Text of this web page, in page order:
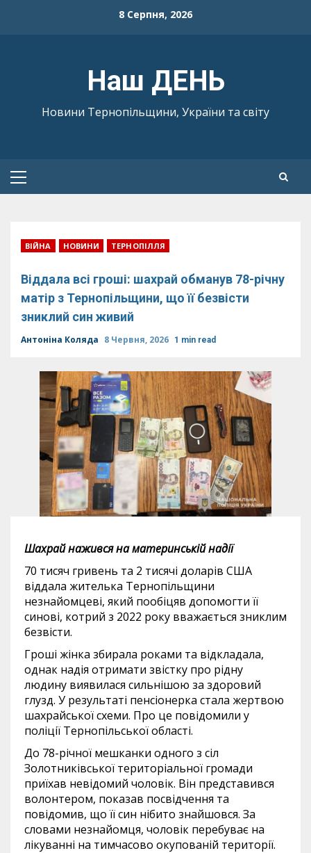
8 Серпня, 2026
Наш ДЕНЬ
Новини Тернопільщини, України та світу
Primary
ВІЙНА НОВИНИ ТЕРНОПІЛЛЯ
Віддала всі гроші: шахрай обманув 78-річну
матір з Тернопільщини, що її безвісти
зниклий син живий
Антоніна Коляда 8 Червня, 2026 1 min read
Шахрай нажився на материнській надії
70 тисяч гривень та 2 тисячі доларів США
віддала жителька Тернопільщини
незнайомцеві, який пообіцяв допомогти її
синові, котрий з 2022 року вважається зниклим
безвісти.
Гроші жінка збирала роками та відкладала,
однак надія отримати звістку про рідну
людину виявилася сильнішою за здоровий
глузд. У результаті пенсіонерка стала жертвою
шахрайської схеми. Про це повідомили у
поліції Тернопільської області.
До 78-річної мешканки одного з сіл
Золотниківської територіальної громади
приїхав невідомий чоловік. Він представився
волонтером, показав посвідчення та
повідомив, що її син нібито знайшовся. За
словами незнайомця, чоловік перебуває на
лікуванні на тимчасово окупованій території.